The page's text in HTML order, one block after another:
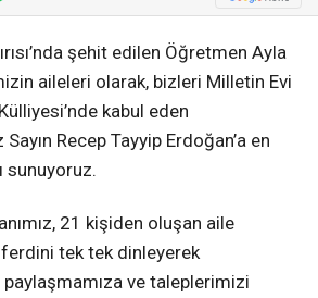
şehit edilen Öğretmen Ayla
aileleri olarak, bizleri Milletin Evi
kabul eden
Recep Tayyip Erdoğan’a en
sunuyoruz.
21 kişiden oluşan aile
tek tek dinleyerek
paylaşmamıza ve taleplerimizi